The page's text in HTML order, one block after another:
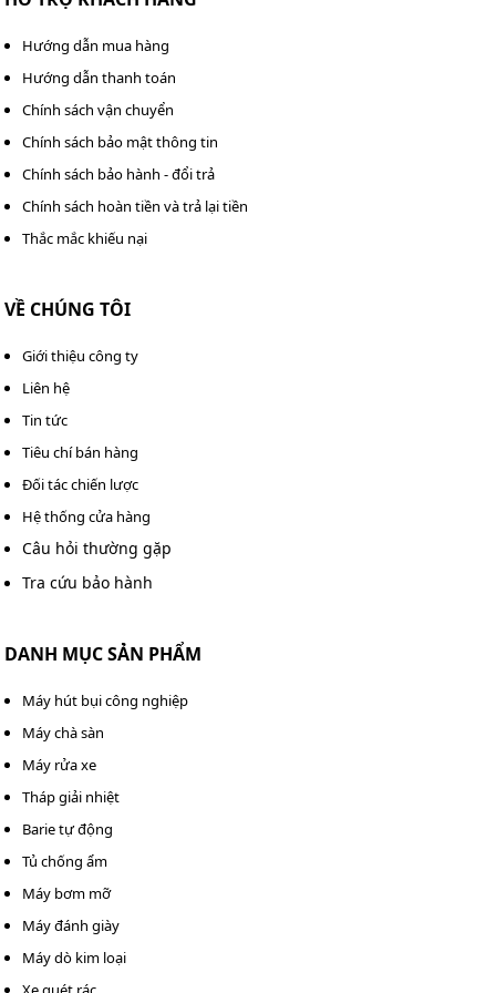
Lớp sơn tĩnh điện 2 lớp giúp bảo vệ tủ khỏi các tác nhân
như độ ẩm cao, hóa chất, hay môi trường khắc nghiệt,
đảm bảo tủ luôn giữ được vẻ ngoài như mới sau thời
gian dài sử dụng.
Tại sao độ ẩm trong tủ Nikatei NC-
600S (580 lít) lại không giảm hoặc
tăng lên bất thường?
Nikatei NC-600S (580 lít) không giảm hoặc thậm chí tăng
kiểm tra kỹ lưỡng các yếu tố sau:
Hướng dẫn mua hàng
Hướng dẫn thanh toán
Chính sách vận chuyển
Chính sách bảo mật thông tin
Chính sách bảo hành - đổi trả
Chính sách hoàn tiền và trả lại tiền
Thắc mắc khiếu nại
VỀ CHÚNG TÔI
Giới thiệu công ty
Liên hệ
Tin tức
Tiêu chí bán hàng
Đối tác chiến lược
Hệ thống cửa hàng
Câu hỏi thường gặp
Tra cứu bảo hành
DANH MỤC SẢN PHẨM
Máy hút bụi công nghiệp
Máy chà sàn
Máy rửa xe
Tháp giải nhiệt
Barie tự động
Tủ chống ẩm
Máy bơm mỡ
Máy đánh giày
Máy dò kim loại